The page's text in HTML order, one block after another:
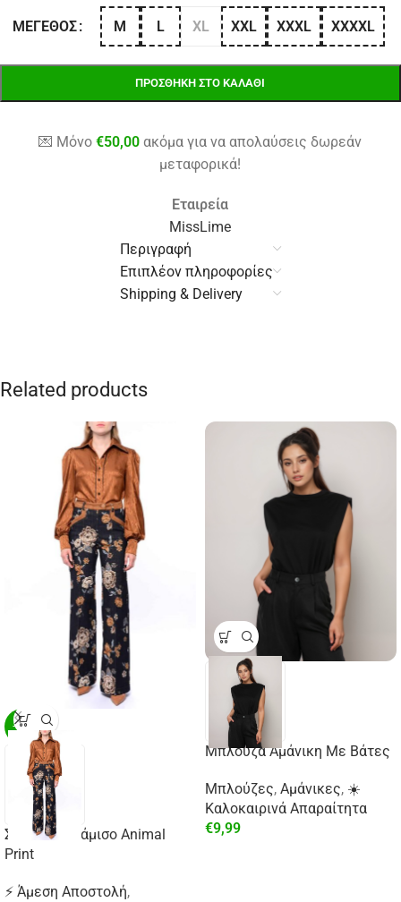
ΜΈΓΕΘΟΣ M L XL XXL XXXL XXXXL
ΠΡΟΣΘΉΚΗ ΣΤΟ ΚΑΛΆΘΙ
💌 Μόνο€50,00 ακόμα για να απολαύσεις δωρεάν
μεταφορικά!
Εταιρεία
MissLime
Περιγραφή
Επιπλέον πληροφορίες
Shipping & Delivery
Related products
-29%
Σατέν Πουκάμισο Animal
Print
⚡ Άμεση Αποστολή,
Μπλούζα Αμάνικη Με Βάτες
Μπλούζες, Αμάνικες, ☀️
Καλοκαιρινά Απαραίτητα
€9,99